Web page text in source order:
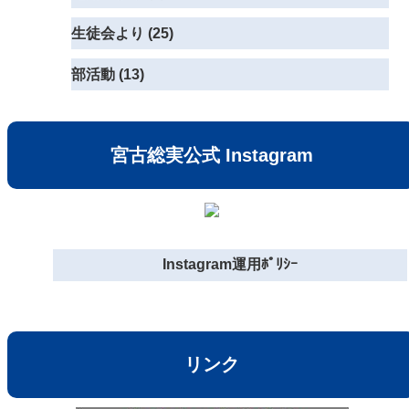
生徒会より (25)
部活動 (13)
宮古総実公式 Instagram
Instagram運用ﾎﾟﾘｼｰ
リンク